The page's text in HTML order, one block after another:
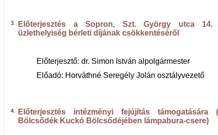
3.
Előterjesztés a Sopron, Szt. György utca
üzlethelyiség bérleti díjának csökkentéséről
Előterjesztő: dr. Simon István alpolgármester
Előadó: Horváthné Seregély Jolán osztályvezető
4.
Előterjesztés intézményi fejújítás támogatására
Bölcsődék Kuckó Bölcsődéjében lámpabura-csere)